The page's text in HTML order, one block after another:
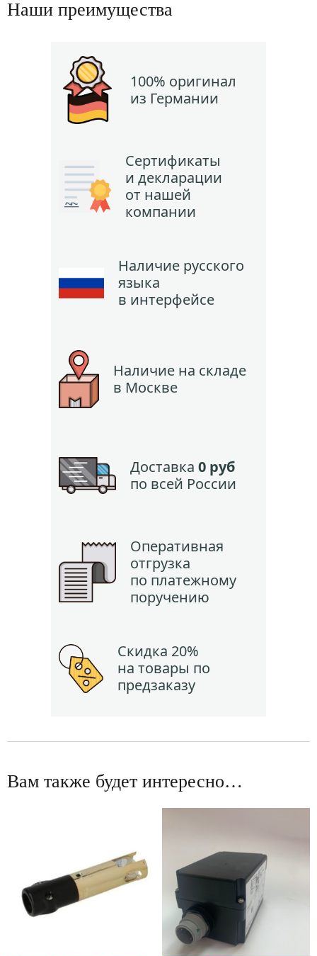
Наши преимущества
100% оригинал
из Германии
Сертификаты
и декларации
от нашей
компании
Наличие русского
языка
в интерфейсе
Наличие на складе
в Москве
Доставка 0 руб
по всей России
Оперативная
отгрузка
по платежному
поручению
Скидка 20%
на товары по
предзаказу
Вам также будет интересно…